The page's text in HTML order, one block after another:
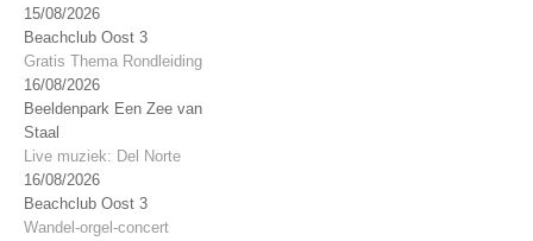
15/08/2026
Beachclub Oost 3
Gratis Thema Rondleiding
16/08/2026
Beeldenpark Een Zee van
Staal
Live muziek: Del Norte
16/08/2026
Beachclub Oost 3
Wandel-orgel-concert